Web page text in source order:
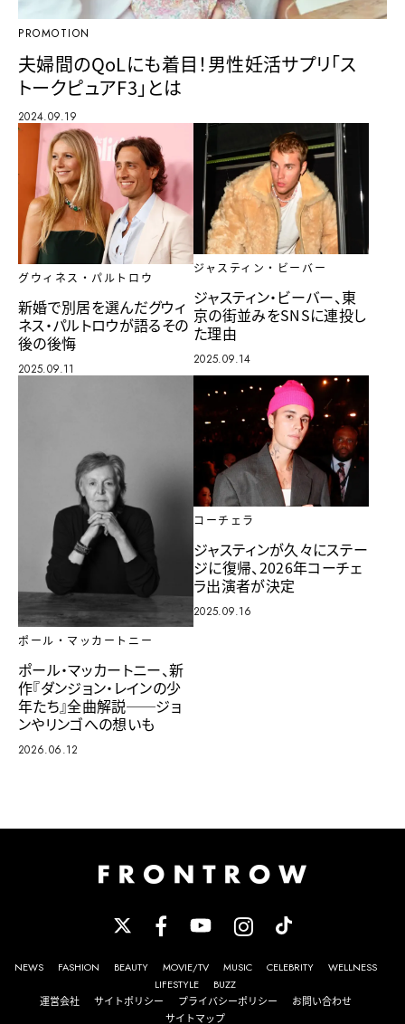
PROMOTION
夫婦間のQoLにも着目！男性妊活サプリ「ス
トークピュアF3」とは
2024.09.19
グウィネス・パルトロウ
新婚で別居を選んだグウィ
ネス・パルトロウが語るその
後の後悔
2025.09.11
ジャスティン・ビーバー
ジャスティン・ビーバー、東
京の街並みをSNSに連投し
た理由
2025.09.14
ポール・マッカートニー
ポール・マッカートニー、新
作『ダンジョン・レインの少
年たち』全曲解説──ジョ
ンやリンゴへの想いも
2026.06.12
コーチェラ
ジャスティンが久々にステー
ジに復帰、2026年コーチェ
ラ出演者が決定
2025.09.16
NEWS FASHION BEAUTY MOVIE/TV MUSIC CELEBRITY
WELLNESS
LIFESTYLE
BUZZ
運営会社
サイトポリシー プライバシーポリシー
お問い合わせ
サイトマップ